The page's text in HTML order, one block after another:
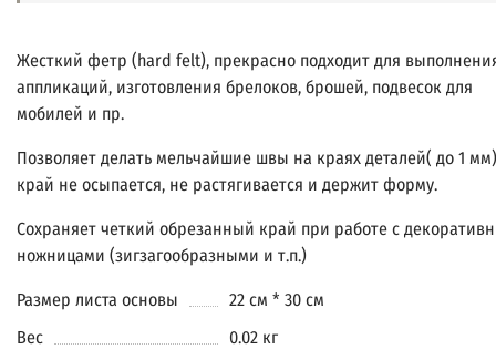
Жесткий фетр (hard felt), прекрасно подходит для
аппликаций, изготовления брелоков, брошей, подвесок для
мобилей и пр.
Позволяет делать мельчайшие швы на краях деталей( до 1
край не осыпается, не растягивается и держит форму.
Сохраняет четкий обрезанный край при работе с
ножницами (зигзагообразными и т.п.)
Размер листа основы
22 см * 30 см
Вес
0.02 кг